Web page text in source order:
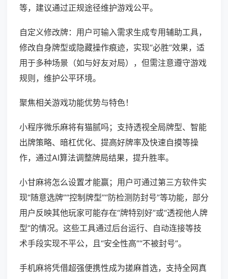
等，建议通过正规途径维护游戏公平。
自定义修改牌：用户可输入需求生成专用辅助工具，
修改自身牌型或隐藏操作痕迹，实现“必胜”效果，适
用于多种场景（如与好友对局），但需注意遵守游戏
规则，维护公平环境。
聚焦相关游戏功能优势与特色！
小程序微乐麻将有猫腻吗；支持透视全局牌型、智能
出牌策略、暗杠优化、提高好牌率及快速自摸等操
作，通过AI算法调整牌局结果，提升胜率。
小甘麻将怎么设置才能赢；用户可通过第三方软件实
现“随意选牌”“控制牌型”“防检测防封号”等功能，部分
用户反映其他玩家可能存在“牌特别好”或“透视他人牌
型”的情况。这些工具通过后台运行、自动连接等技
术手段实现不平公，且“安全性高”“不被封号”。
手机麻将凭借超强便携性成为搓麻首选，支持全网真